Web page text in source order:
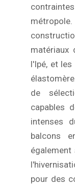
matériaux
l'Ipé, et
de
capables
intenses
balcons
pour des